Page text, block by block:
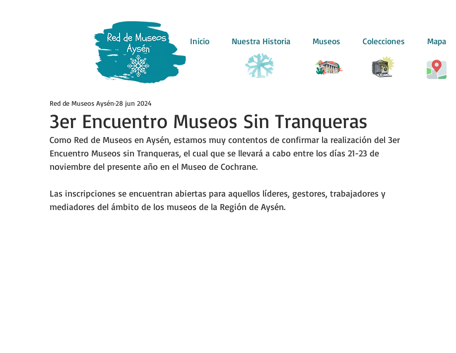
Inicio Nuestra Historia Museos Colecciones Mapa
3er Encuentro Museos Sin Tranqueras
Red de Museos Aysén 28 jun 2024
Como Red de Museos en Aysén, estamos muy contentos de confirmar la realización del 3er
Encuentro Museos sin Tranqueras, el cual que se llevará a cabo entre los días 21-23 de
noviembre del presente año en el Museo de Cochrane.
Las inscripciones se encuentran abiertas para aquellos líderes, gestores, trabajadores y
mediadores del ámbito de los museos de la Región de Aysén.